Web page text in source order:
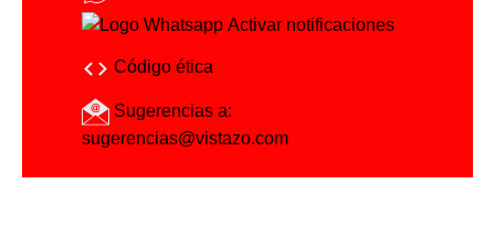
Activar notificaciones
Código ética
Sugerencias a:
sugerencias@vistazo.com